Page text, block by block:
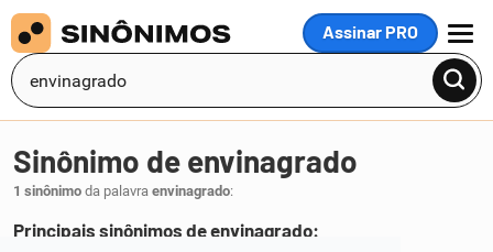
Assinar PRO
MENU
Sinônimo de envinagrado
1 sinônimo da palavra envinagrado:
Principais sinônimos de envinagrado: